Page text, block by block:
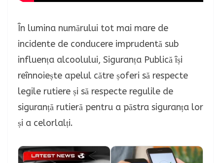
În lumina numărului tot mai mare de
incidente de conducere imprudentă sub
influența alcoolului, Siguranța Publică își
reînnoiește apelul către șoferi să respecte
legile rutiere și să respecte regulile de
siguranță rutieră pentru a păstra siguranța lor
și a celorlalți.